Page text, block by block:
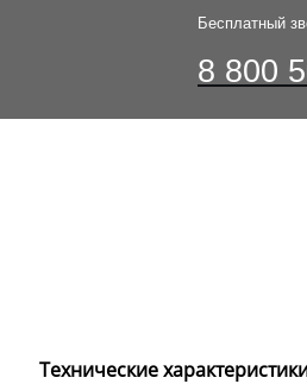
Бесплатный
8 800
Технические